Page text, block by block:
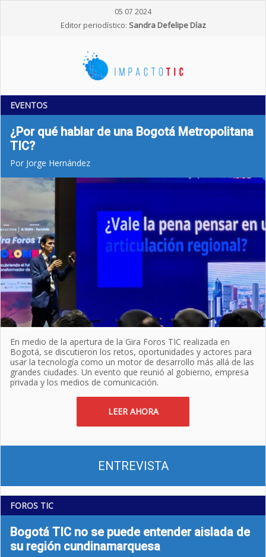
05 07 2024
Editor periodístico: Sandra Defelipe Díaz
EVENTOS
¿Por qué hablar de una Bogotá Metropolitana
TIC?
Por Jorge Hernández
En medio de la apertura de la Gira Foros TIC realizada en
Bogotá, se discutieron los retos, oportunidades y actores para
usar la tecnología como un motor de desarrollo más allá de las
grandes ciudades. Un evento que reunió al gobierno, empresa
privada y los medios de comunicación.
LEER AHORA
ENTREVISTA
FOROS TIC
Bogotá TIC no se puede entender aislada de
su región cundinamarquesa